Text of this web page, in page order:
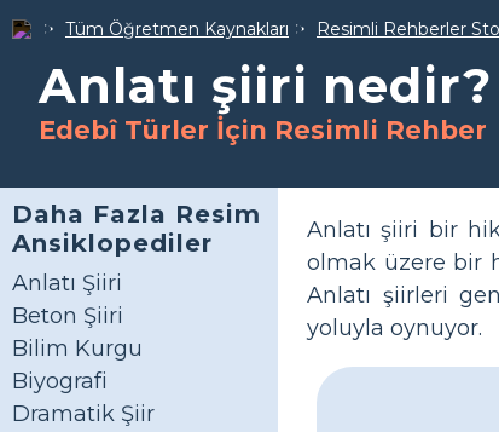
Tüm Öğretmen Kaynakları Resimli Rehberler
Anlatı şiiri nedir?
Edebî Türler İçin Resimli Rehber
Daha Fazla Resim
Ansiklopediler
Anlatı Şiiri
Beton Şiiri
Bilim Kurgu
Biyografi
Dramatik Şiir
Anlatı şiiri bir
olmak üzere bir
Anlatı şiirleri
yoluyla oynuyor.